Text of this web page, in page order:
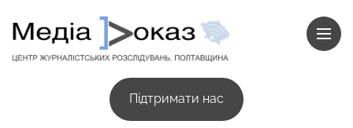
Підтримати нас